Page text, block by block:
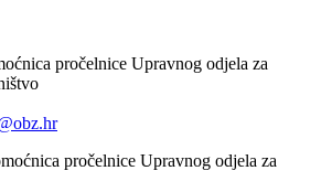
pročelnice Upravnog odjela za
pročelnice Upravnog odjela za